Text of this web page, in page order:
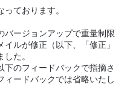
ております。
ージョンアップで重量制限
ルが修正（以下、「修正」
た。
下のフィードバックで指摘さ
ィードバックでは省略いたし